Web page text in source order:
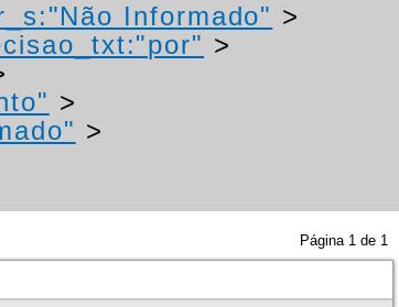
Informado" >
>
>
>
Página 1 de 1